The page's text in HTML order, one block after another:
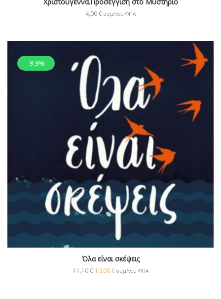
4,00€ συμ/νου ΦΠΑ
-9.9%
Όλα είναι σκέψεις
11,10€ 10,00€ συμ/νου ΦΠΑ